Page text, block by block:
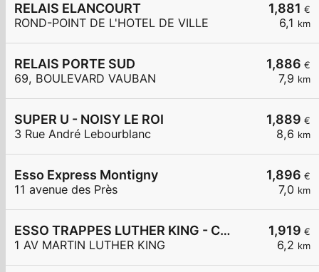
1,881 €
6,1 km
RELAIS ELANCOURT
ROND-POINT DE L'HOTEL DE VILLE
1,886 €
7,9 km
RELAIS PORTE SUD
69, BOULEVARD VAUBAN
1,889 €
8,6 km
SUPER U - NOISY LE ROI
3 Rue André Lebourblanc
1,896 €
7,0 km
Esso Express Montigny
11 avenue des Près
1,919 €
6,2 km
ESSO TRAPPES LUTHER KING - CARREFOUR EXPRESS
1 AV MARTIN LUTHER KING